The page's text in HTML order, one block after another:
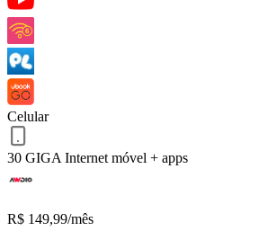
Celular
30 GIGA Internet móvel + apps
R$ 149,99/mês
QUERO